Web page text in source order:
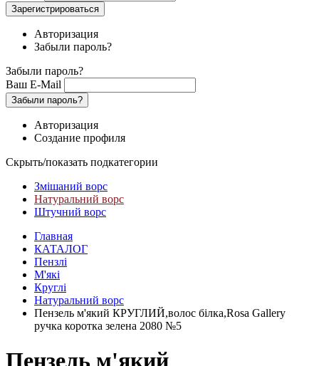
Зарегистрироваться
Авторизация
Забыли пароль?
Забыли пароль?
Ваш E-Mail
Забыли пароль?
Авторизация
Создание профиля
Скрыть/показать подкатегории
Змішаний ворс
Натуральний ворс
Штучний ворс
Главная
КАТАЛОГ
Пензлі
М'які
Круглі
Натуральний ворс
Пензель м'який КРУГЛИЙ,волос білка,Rosa Gallery
ручка коротка зелена 2080 №5
Пензель м'який